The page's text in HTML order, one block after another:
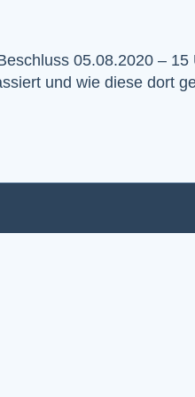
05.08.2020 – 15
und wie diese dort